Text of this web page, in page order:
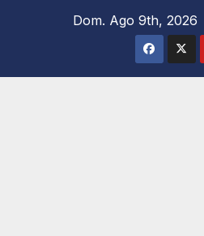
Dom. Ago 9th, 2026